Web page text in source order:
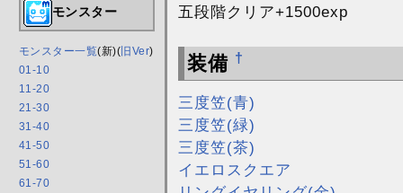
モンスター
モンスター一覧(新)( 旧Ver)
01-10
11-20
21-30
31-40
41-50
51-60
61-70
五段階クリア+1500exp
装備 †
三度笠(青)
三度笠(緑)
三度笠(茶)
イエロスクエア